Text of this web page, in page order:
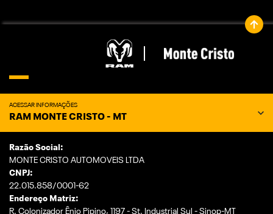
ACESSAR INFORMAÇÕES
RAM MONTE CRISTO - MT
Razão Social:
MONTE CRISTO AUTOMOVEIS LTDA
CNPJ:
22.015.858/0001-62
Endereço Matriz:
R. Colonizador Ênio Pipino, 1197 - St. Industrial Sul - Sinop-MT